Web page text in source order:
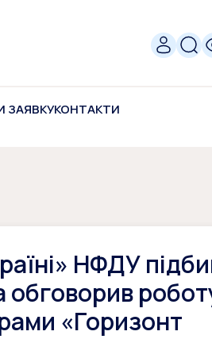
ЗАЯВКУКОНТАКТИ
НФДУ
обговорив
«Горизонт